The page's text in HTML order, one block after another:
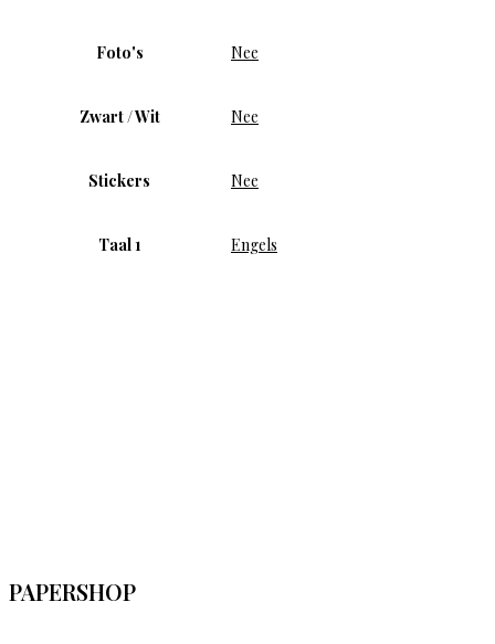
Foto's Nee
Zwart / Wit Nee
Stickers Nee
Taal 1 Engels
PAPERSHOP